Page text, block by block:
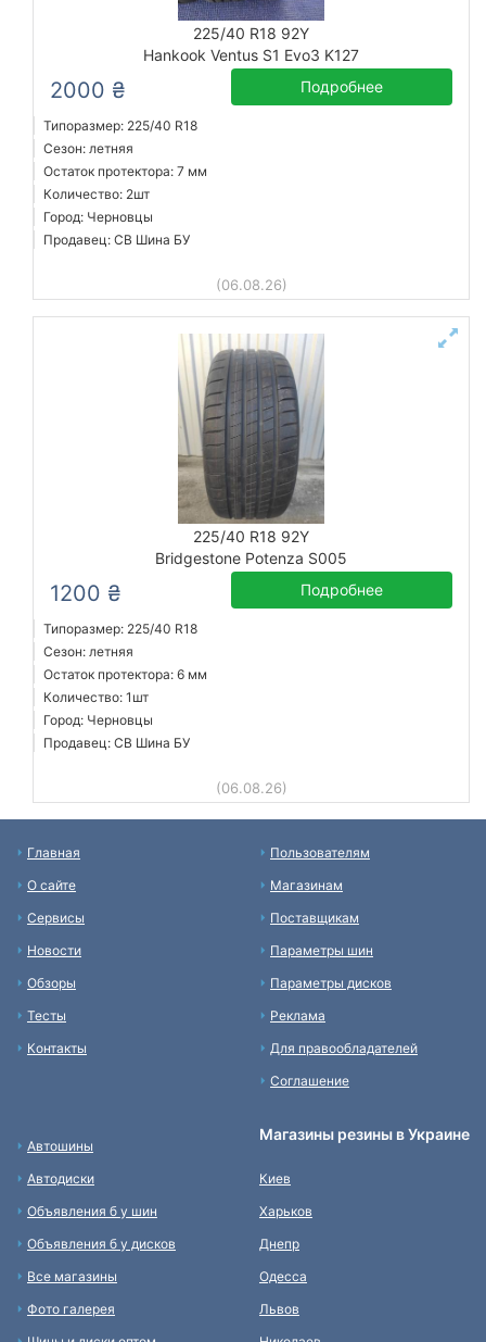
225/40 R18 92Y
Hankook Ventus S1 Evo3 K127
2000 ₴ Подробнее
Типоразмер: 225/40 R18
Сезон: летняя
Остаток протектора: 7 мм
Количество: 2шт
Город: Черновцы
Продавец: СВ Шина БУ
(06.08.26)
225/40 R18 92Y
Bridgestone Potenza S005
1200 ₴ Подробнее
Типоразмер: 225/40 R18
Сезон: летняя
Остаток протектора: 6 мм
Количество: 1шт
Город: Черновцы
Продавец: СВ Шина БУ
(06.08.26)
Главная
О сайте
Сервисы
Новости
Обзоры
Тесты
Контакты
Пользователям
Магазинам
Поставщикам
Параметры шин
Параметры дисков
Реклама
Для правообладателей
Соглашение
Автошины
Автодиски
Объявления б у шин
Объявления б у дисков
Все магазины
Фото галерея
Магазины резины в Украине
Киев
Харьков
Днепр
Одесса
Львов